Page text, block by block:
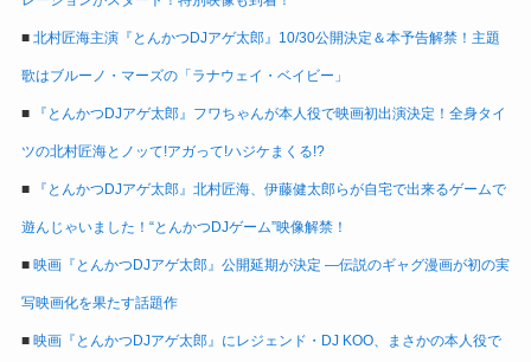
■ 北村匠海主演『とんかつDJアゲ太郎』10/30公開決定＆本予告解禁！主題
歌はブルーノ・マーズの「ラナウェイ・ベイビー」
■ 『とんかつDJアゲ太郎』フワちゃんが本人役で映画初出演決定！全身タイ
ツの北村匠海とノッて!アガって!ハジケまくる!?
■ 『とんかつDJアゲ太郎』北村匠海、伊藤健太郎らが自宅で出来るゲームで
遊んじゃいました！“とんかつDJゲーム”映像解禁！
■ 映画『とんかつDJアゲ太郎』公開延期が決定 ―伝説のギャグ漫画が初の実
写映画化を果たす話題作
■ 映画『とんかつDJアゲ太郎』にレジェンド・DJ KOO、まさかの本人役で